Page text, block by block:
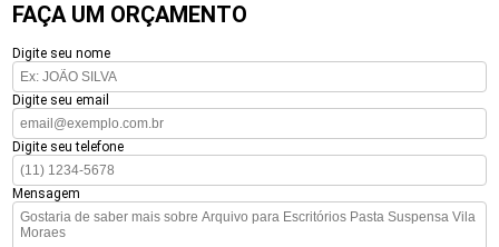
FAÇA UM ORÇAMENTO
Digite seu nome
Digite seu email
Digite seu telefone
Mensagem